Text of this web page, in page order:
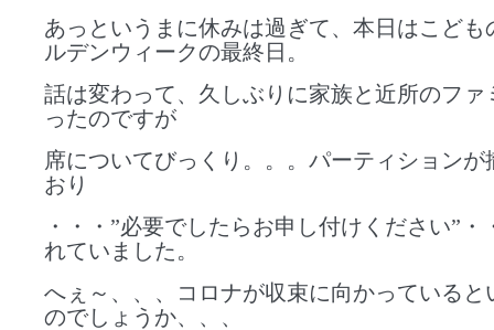
あっというまに休みは過ぎて、本日はこども
ルデンウィークの最終日。
話は変わって、久しぶりに家族と近所のファ
ったのですが
席についてびっくり。。。パーティションが
おり
・・・”必要でしたらお申し付けください”・
れていました。
へぇ～、、、コロナが収束に向かっていると
のでしょうか、、、